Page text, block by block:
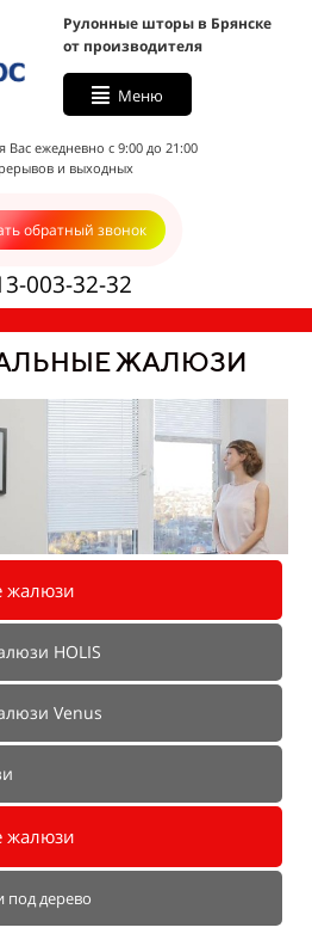
Рулонные шторы в Брянске
от производителя
Меню
ежедневно с 9:00 до 21:00
и выходных
обратный звонок
003-32-32
ЖАЛЮЗИ
HOLIS
Venus
жалюзи
под дерево